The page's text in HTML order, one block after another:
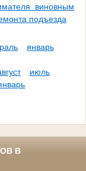
виновным
подъезда
январь
июль
В